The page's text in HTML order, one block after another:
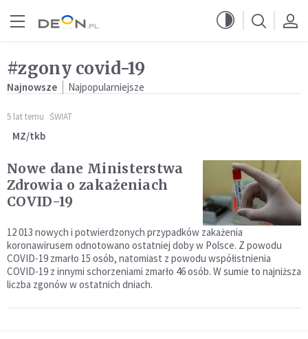
#zgony covid-19
Najnowsze Najpopularniejsze
5 lat temu ŚWIAT
MZ/tkb
Nowe dane Ministerstwa
Zdrowia o zakażeniach
COVID-19
12 013 nowych i potwierdzonych przypadków zakażenia
koronawirusem odnotowano ostatniej doby w Polsce. Z powodu
COVID-19 zmarło 15 osób, natomiast z powodu współistnienia
COVID-19 z innymi schorzeniami zmarło 46 osób. W sumie to najniższa
liczba zgonów w ostatnich dniach.